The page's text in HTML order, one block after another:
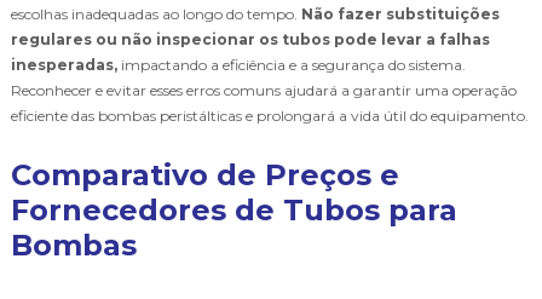
escolhas inadequadas ao longo do tempo. Não fazer substituições
regulares ou não inspecionar os tubos pode levar a falhas
inesperadas, impactando a eficiência e a segurança do sistema.
Reconhecer e evitar esses erros comuns ajudará a garantir uma operação
eficiente das bombas peristálticas e prolongará a vida útil do equipamento.
Comparativo de Preços e
Fornecedores de Tubos para
Bombas